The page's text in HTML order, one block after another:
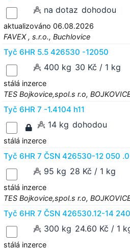
na dotaz dohodou
aktualizováno 06.08.2026
FAVEX , s.r.o., Buchlovice
Tyč 6HR 5.5 426530 -12050
400 kg 30 Kč / 1 kg
stálá inzerce
TES Bojkovice,spol.s r.o,
Tyč 6HR 7 -1.4104 h11
14 kg dohodou
stálá inzerce
Tyč 6HR 7 ČSN 426530-12 050 .0
95 kg 28 Kč / 1 kg
stálá inzerce
TES Bojkovice,spol.s r.o,
Tyč 6HR 7 ČSN 426530.12-14
300 kg 24.60 Kč / 1
stálá inzerce